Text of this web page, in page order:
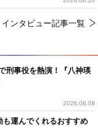
刑事役を熱演！『八神瑛
2026.08.08
運んでくれるおすすめ
インタビュー記事一覧